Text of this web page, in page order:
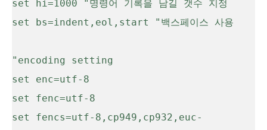
set hi=1000 "명령어 기록을 남길 갯수 지정
set bs=indent,eol,start "백스페이스 사용
"encoding setting
set enc=utf-8
set fenc=utf-8
set fencs=utf-8,cp949,cp932,euc-